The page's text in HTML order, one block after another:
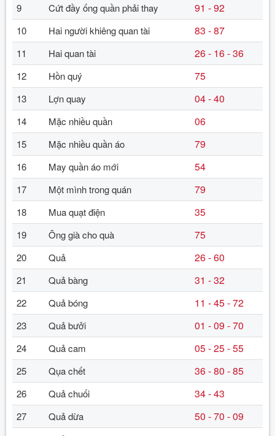
9 Cứt đầy ống quần phải thay 91 - 92
10 Hai người khiêng quan tài 83 - 87
11 Hai quan tài 26 - 16 - 36
12 Hồn quý 75
13 Lợn quay 04 - 40
14 Mặc nhiều quần 06
15 Mặc nhiều quần áo 79
16 May quần áo mới 54
17 Một mình trong quán 79
18 Mua quạt điện 35
19 Ông già cho quà 75
20 Quả 26 - 60
21 Quả bàng 31 - 32
22 Quả bóng 11 - 45 - 72
23 Quả bưởi 01 - 09 - 70
24 Quả cam 05 - 25 - 55
25 Qụa chết 36 - 80 - 85
26 Quả chuối 34 - 43
27 Quả dừa 50 - 70 - 09